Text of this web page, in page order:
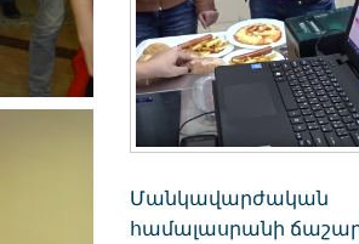
Մանկավարժական
համալասրանի